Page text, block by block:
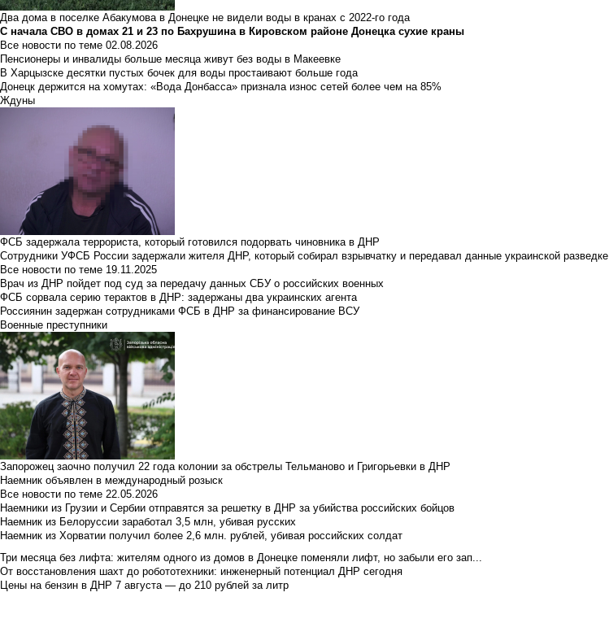
Два дома в поселке Абакумова в Донецке не видели воды в кранах с 2022-го года
С начала СВО в домах 21 и 23 по Бахрушина в Кировском районе Донецка сухие краны
Все новости по теме 02.08.2026
Пенсионеры и инвалиды больше месяца живут без воды в Макеевке
В Харцызске десятки пустых бочек для воды простаивают больше года
Донецк держится на хомутах: «Вода Донбасса» признала износ сетей более чем на 85%
Ждуны
ФСБ задержала террориста, который готовился подорвать чиновника в ДНР
Сотрудники УФСБ России задержали жителя ДНР, который собирал взрывчатку и передавал данные украинской разведке
Все новости по теме 19.11.2025
Врач из ДНР пойдет под суд за передачу данных СБУ о российских военных
ФСБ сорвала серию терактов в ДНР: задержаны два украинских агента
Россиянин задержан сотрудниками ФСБ в ДНР за финансирование ВСУ
Военные преступники
Запорожец заочно получил 22 года колонии за обстрелы Тельманово и Григорьевки в ДНР
Наемник объявлен в международный розыск
Все новости по теме 22.05.2026
Наемники из Грузии и Сербии отправятся за решетку в ДНР за убийства российских бойцов
Наемник из Белоруссии заработал 3,5 млн, убивая русских
Наемник из Хорватии получил более 2,6 млн. рублей, убивая российских солдат
Три месяца без лифта: жителям одного из домов в Донецке поменяли лифт, но забыли его зап...
От восстановления шахт до робототехники: инженерный потенциал ДНР сегодня
Цены на бензин в ДНР 7 августа — до 210 рублей за литр